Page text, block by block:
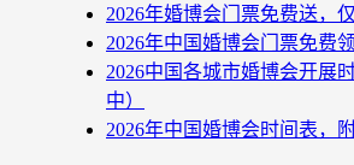
2026年婚博会门票免费送，
2026年中国婚博会门票免费
2026中国各城市婚博会开展
中）
2026年中国婚博会时间表，